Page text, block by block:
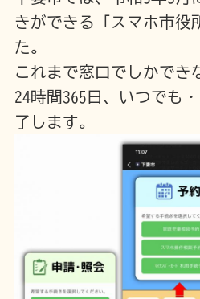
きができる「スマホ市役
た。
これまで窓口でしかでき
24時間365日、いつでも
了します。